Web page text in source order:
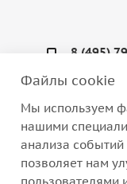
8 (495)
Файлы cookie
Мы используем
нашими
анализа
позволяет нам